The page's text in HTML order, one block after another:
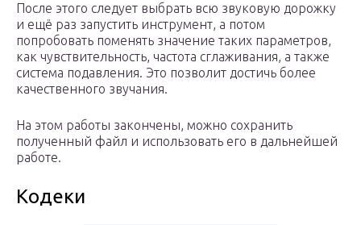
После этого следует выбрать всю звуковую дорожку
и ещё раз запустить инструмент, а потом
попробовать поменять значение таких параметров,
как чувствительность, частота сглаживания, а также
система подавления. Это позволит достичь более
качественного звучания.
На этом работы закончены, можно сохранить
полученный файл и использовать его в дальнейшей
работе.
Кодеки